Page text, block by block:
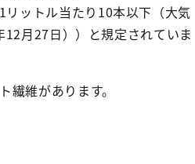
ットル当たり10本以下（大気
月27日））と規定されていま
維があります。